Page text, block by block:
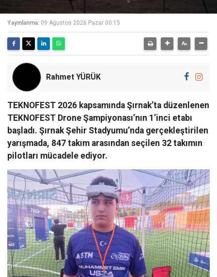
Yayınlanma: 09 Ağustos 2026 Pazar 00:15
Rahmet YÜRÜK
TEKNOFEST 2026 kapsamında Şırnak’ta düzenlenen
TEKNOFEST Drone Şampiyonası’nın 1’inci etabı
başladı. Şırnak Şehir Stadyumu’nda gerçekleştirilen
yarışmada, 847 takım arasından seçilen 32 takımın
pilotları mücadele ediyor.